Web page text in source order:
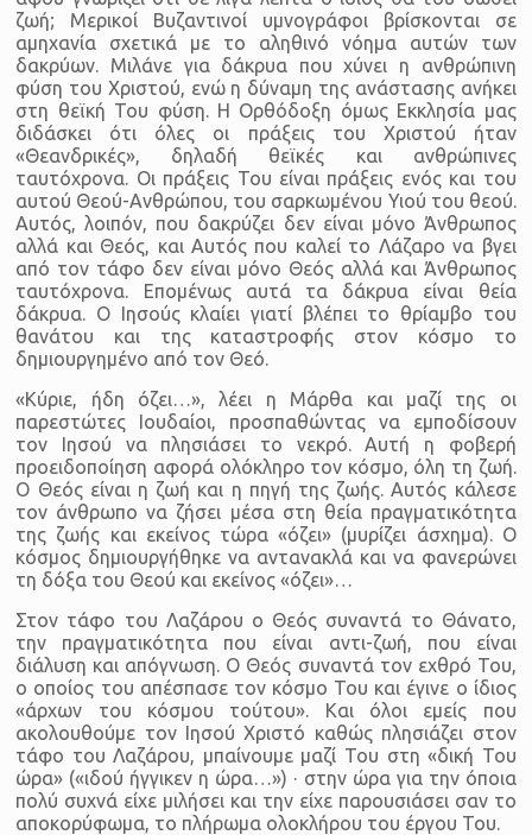
ζωή; Μερικοί Βυζαντινοί υμνογράφοι βρίσκονται σε
αμηχανία σχετικά με το αληθινό νόημα αυτών των
δακρύων. Μιλάνε για δάκρυα που χύνει η ανθρώπινη
φύση του Χριστού, ενώ η δύναμη της ανάστασης ανήκει
στη θεϊκή Του φύση. Η Ορθόδοξη όμως Εκκλησία μας
διδάσκει ότι όλες οι πράξεις του Χριστού ήταν
«Θεανδρικές», δηλαδή θεϊκές και ανθρώπινες
ταυτόχρονα. Οι πράξεις Του είναι πράξεις ενός και του
αυτού Θεού-Ανθρώπου, του σαρκωμένου Υιού του θεού.
Αυτός, λοιπόν, που δακρύζει δεν είναι μόνο Άνθρωπος
αλλά και Θεός, και Αυτός που καλεί το Λάζαρο να βγει
από τον τάφο δεν είναι μόνο Θεός αλλά και Άνθρωπος
ταυτόχρονα. Επομένως αυτά τα δάκρυα είναι θεία
δάκρυα. Ο Ιησούς κλαίει γιατί βλέπει το θρίαμβο του
θανάτου και της καταστροφής στον κόσμο το
δημιουργημένο από τον Θεό.
«Κύριε, ήδη όζει…», λέει η Μάρθα και μαζί της oι
παρεστώτες Ιουδαίοι, προσπαθώντας να εμποδίσουν
τον Ιησού να πλησιάσει το νεκρό. Αυτή η φοβερή
προειδοποίηση αφορά ολόκληρο τον κόσμο, όλη τη ζωή.
Ο Θεός είναι η ζωή και η πηγή της ζωής. Αυτός κάλεσε
τον άνθρωπο να ζήσει μέσα στη θεία πραγματικότητα
της ζωής και εκείνος τώρα «όζει» (μυρίζει άσχημα). Ο
κόσμος δημιουργήθηκε να αντανακλά και να φανερώνει
τη δόξα του Θεού και εκείνος «όζει»…
Στον τάφο του Λαζάρου ο Θεός συναντά το Θάνατο,
την πραγματικότητα που είναι αντι-ζωή, που είναι
διάλυση και απόγνωση. Ο Θεός συναντά τον εχθρό Του,
ο οποίος του απέσπασε τον κόσμο Του και έγινε ο ίδιος
«άρχων του κόσμου τούτου». Και όλοι εμείς που
ακολουθούμε τον Ιησού Χριστό καθώς πλησιάζει στον
τάφο του Λαζάρου, μπαίνουμε μαζί Του στη «δική Του
ώρα» («ιδού ήγγικεν η ώρα…») · στην ώρα για την όποια
πολύ συχνά είχε μιλήσει και την είχε παρουσιάσει σαν το
αποκορύφωμα, το πλήρωμα ολοκλήρου του έργου Του.